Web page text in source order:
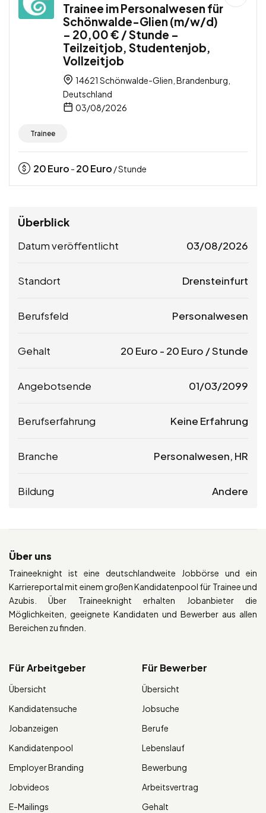
Trainee im Personalwesen für
Schönwalde-Glien (m/w/d)
– 20,00 € / Stunde –
Teilzeitjob, Studentenjob,
Vollzeitjob
14621 Schönwalde-Glien, Brandenburg,
Deutschland
03/08/2026
Trainee
20Euro - 20Euro / Stunde
Überblick
Datum veröffentlicht 03/08/2026
Standort Drensteinfurt
Berufsfeld Personalwesen
Gehalt 20 Euro - 20 Euro / Stunde
Angebotsende 01/03/2099
Berufserfahrung Keine Erfahrung
Branche Personalwesen, HR
Bildung Andere
Über uns
Traineeknight ist eine deutschlandweite Jobbörse und ein
Karriereportal mit einem großen Kandidatenpool für Trainee und
Azubis. Über Traineeknight erhalten Jobanbieter die
Möglichkeiten, geeignete Kandidaten und Bewerber aus allen
Bereichen zu finden.
Für Arbeitgeber
Übersicht
Kandidatensuche
Jobanzeigen
Kandidatenpool
Employer Branding
Jobvideos
E-Mailings
Für Bewerber
Übersicht
Jobsuche
Berufe
Lebenslauf
Bewerbung
Arbeitsvertrag
Gehalt